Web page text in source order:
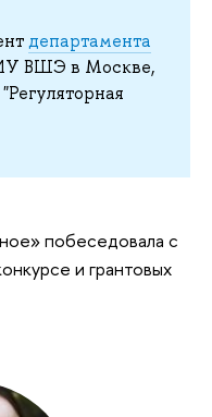
департамента
ВШЭ в Москве,
побеседовала с
и грантовых